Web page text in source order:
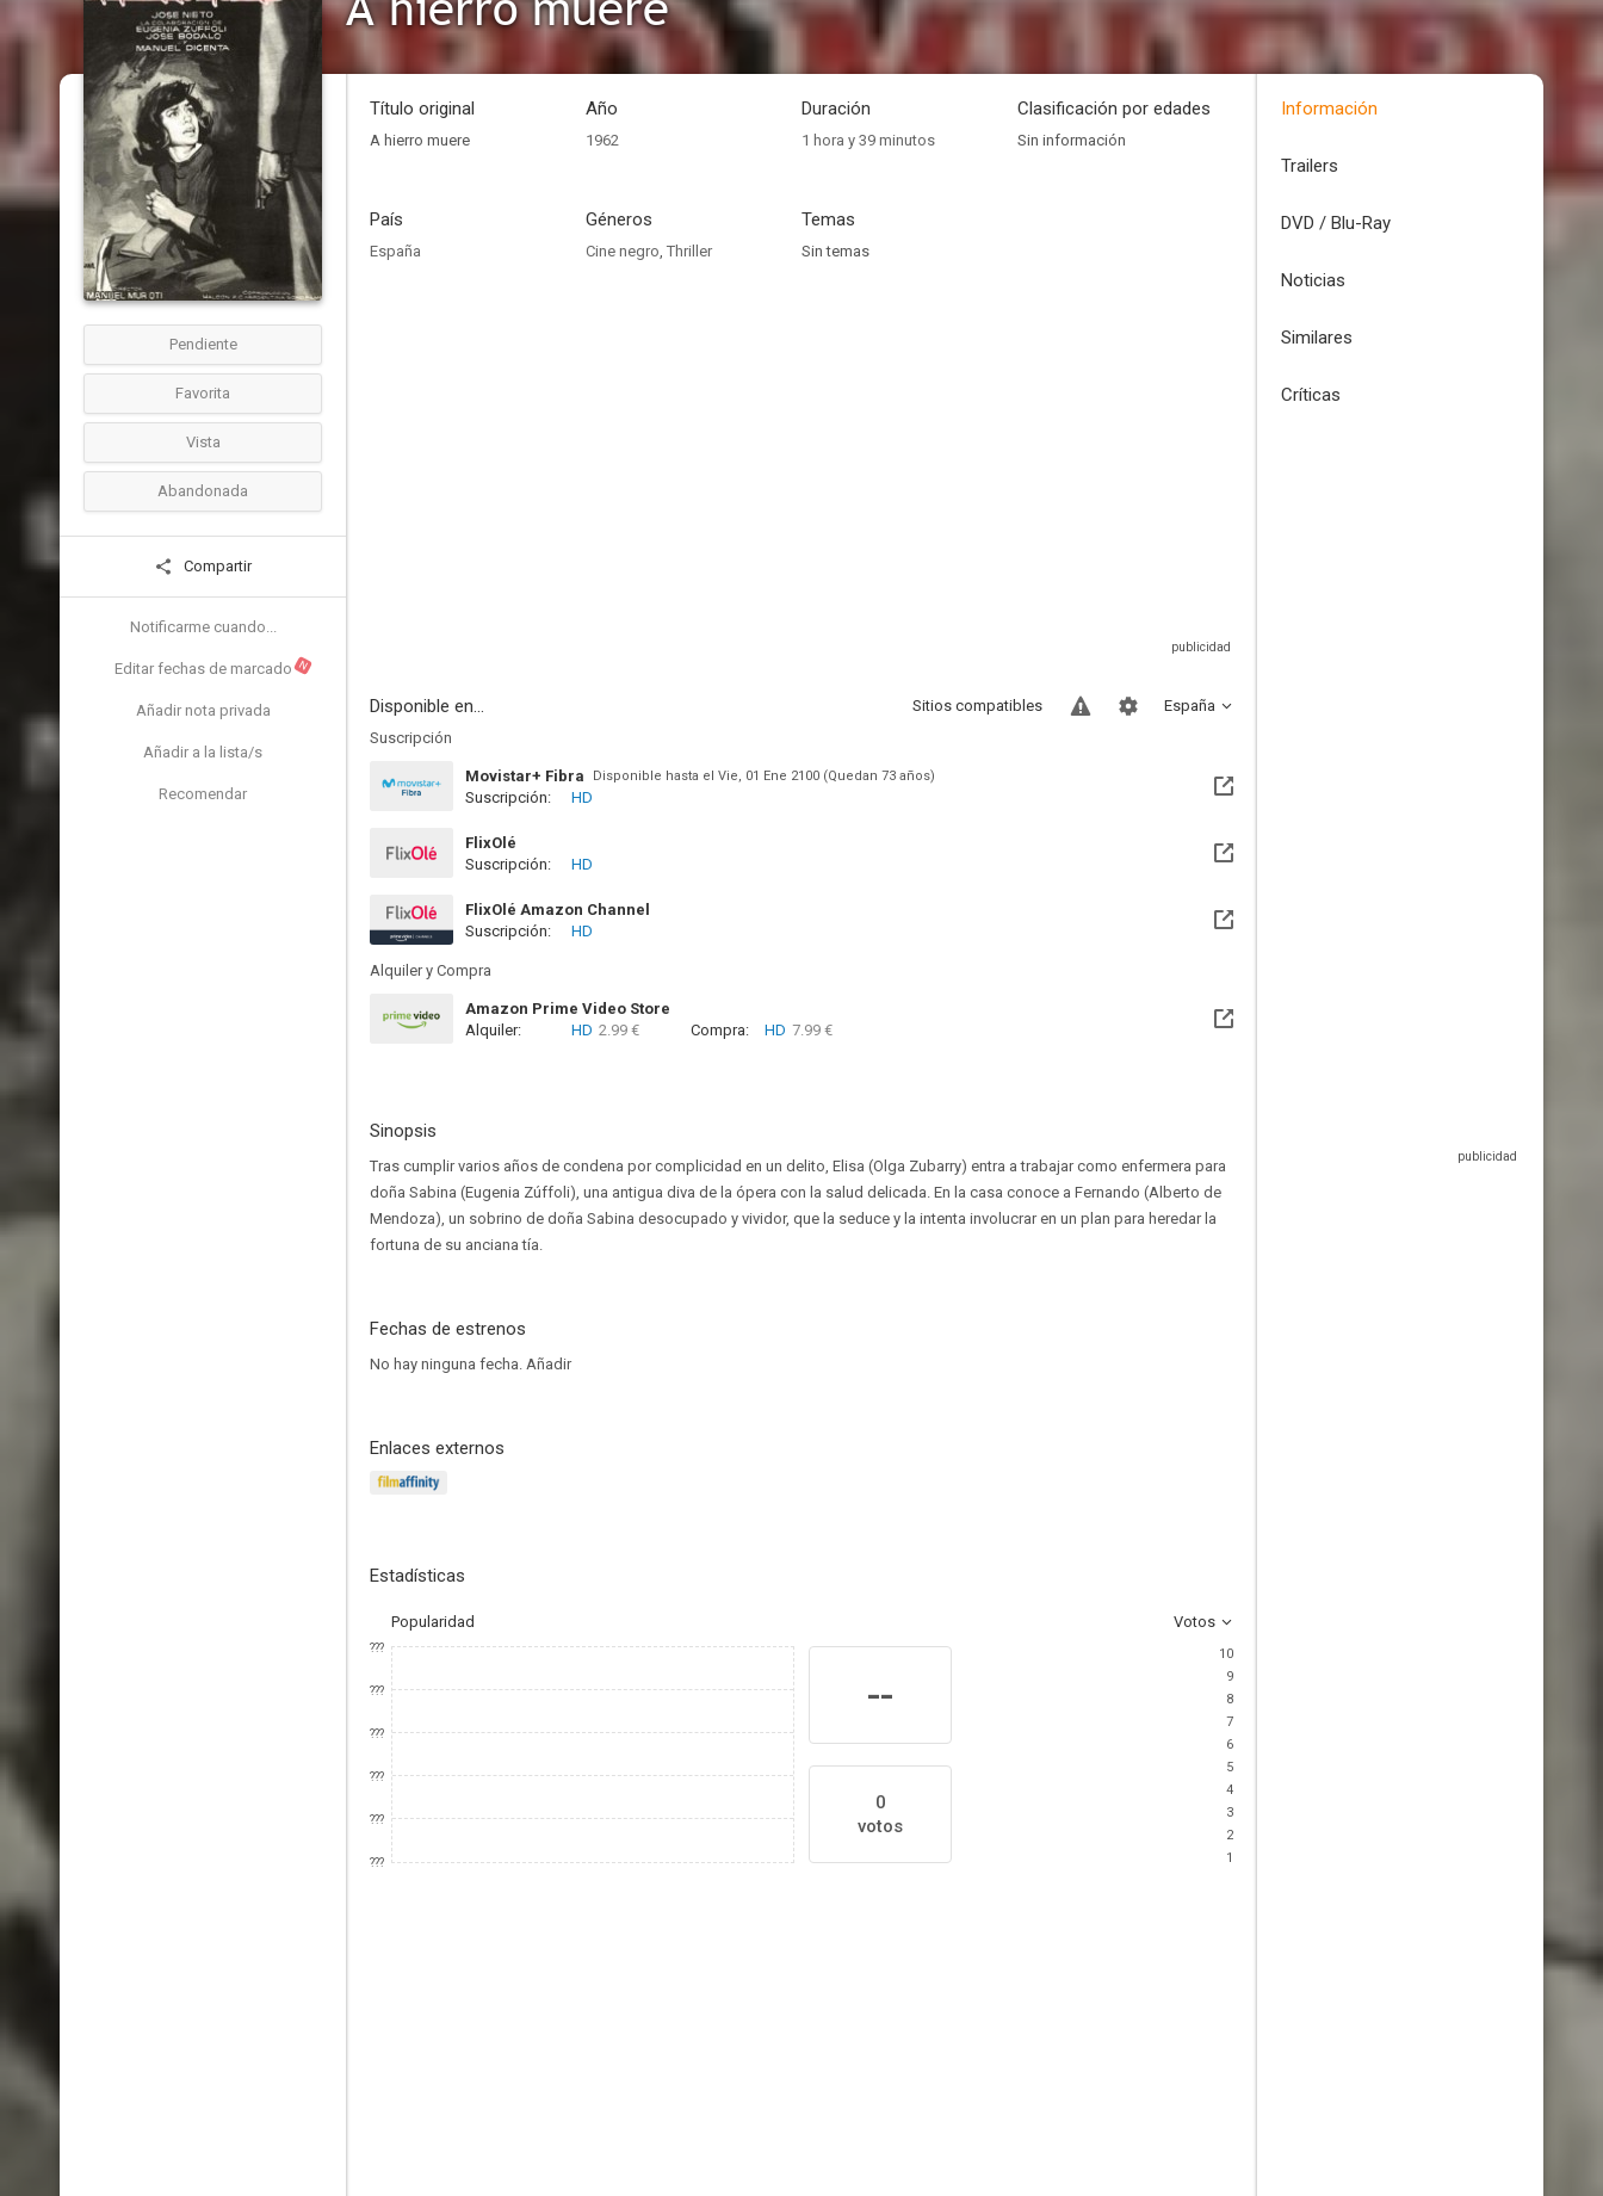
Pendiente
Favorita
Vista
Abandonada
Compartir
Notificarme cuando...
Editar fechas de marcado N
Añadir nota privada
Añadir a la lista/s
Recomendar
Título original
A hierro muere
Año
1962
Duración
1 hora y 39 minutos
Clasificación por edades
Sin información
País
España
Géneros
Cine negro, Thriller
Temas
Sin temas
Disponible en... España
Sitios compatibles
Suscripción
Movistar+ Fibra Disponible hasta el Vie, 01 Ene 2100 (Quedan 73 años)
Suscripción: HD
FlixOlé
Suscripción:
HD
FlixOlé Amazon Channel
Suscripción:
HD
Alquiler y Compra
Amazon Prime Video Store
Alquiler:
HD 2.99 € Compra: HD 7.99 €
Sinopsis
Tras cumplir varios años de condena por complicidad en un delito, Elisa (Olga Zubarry) entra a trabajar como enfermera para
doña Sabina (Eugenia Zúffoli), una antigua diva de la ópera con la salud delicada. En la casa conoce a Fernando (Alberto de
Mendoza), un sobrino de doña Sabina desocupado y vividor, que la seduce y la intenta involucrar en un plan para heredar la
fortuna de su anciana tía.
Fechas de estrenos
No hay ninguna fecha. Añadir
Enlaces externos
Estadísticas
Popularidad Votos
???
???
???
???
???
???
--
0
votos
10
9
8
7
6
5
4
3
2
1
Información
Trailers
DVD / Blu-Ray
Noticias
Similares
Críticas